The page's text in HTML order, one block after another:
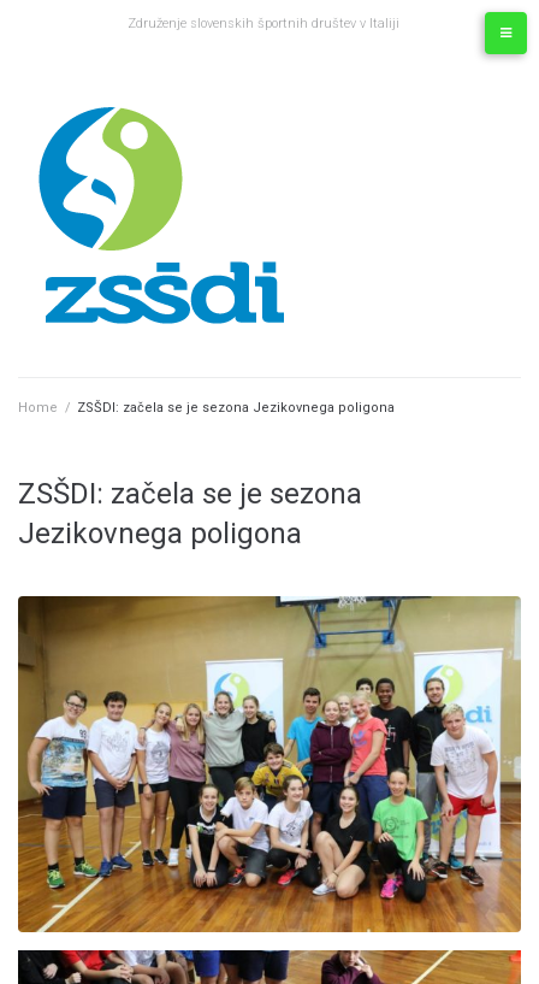
Združenje slovenskih športnih društev v Italiji
Home / ZSŠDI: začela se je sezona Jezikovnega poligona
ZSŠDI: začela se je sezona
Jezikovnega poligona